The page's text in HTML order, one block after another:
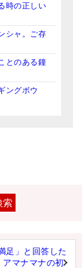
時の正しい
シャ。ご存
とのある鐘
ングボウ
索
足」と回答した
アマナマナの初